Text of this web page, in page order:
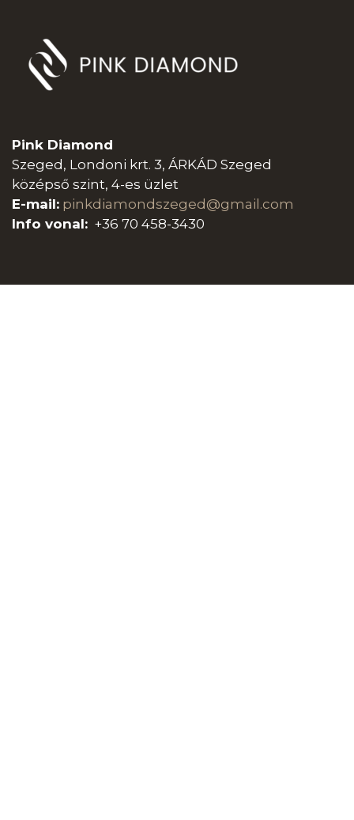
Pink Diamond
Szeged, Londoni krt. 3, ÁRKÁD Szeged
középső szint, 4-es üzlet
E-mail: pinkdiamondszeged@gmail.com
Info vonal: +36 70 458-3430